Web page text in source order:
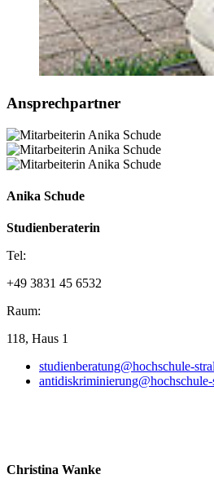
An­sprech­part­ner
Anika Schude
Studienberaterin
Tel:
+49 3831 45 6532
Raum:
118, Haus 1
studienberatung@hochschule-
antidiskriminierung@hochschule-
Christina Wanke